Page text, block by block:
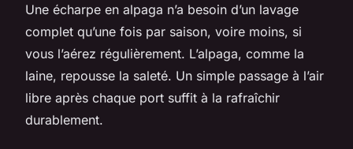
Une écharpe en alpaga n’a besoin d’un lavage
complet qu’une fois par saison, voire moins, si
vous l’aérez régulièrement. L’alpaga, comme la
laine, repousse la saleté. Un simple passage à l’air
libre après chaque port suffit à la rafraîchir
durablement.